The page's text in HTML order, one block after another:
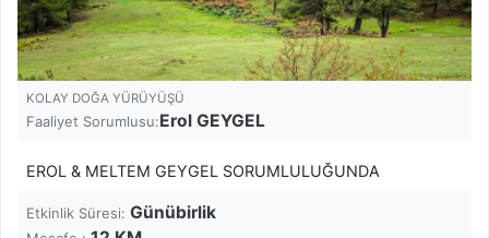
KOLAY DOĞA YÜRÜYÜŞÜ
Faaliyet Sorumlusu:Erol GEYGEL
EROL & MELTEM GEYGEL SORUMLULUĞUNDA
Etkinlik Süresi: Günübirlik